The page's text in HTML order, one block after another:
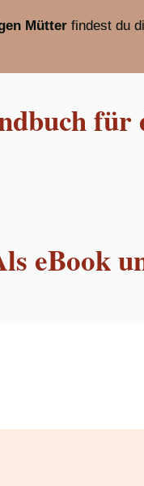
Mütter findest du
für
eBook